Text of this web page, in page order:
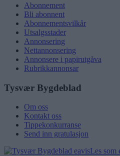
Abonnement
Bli abonnent
Abonnementsvilkår
Utsalgsstader
Annonsering
Nettannonsering
Annonsere i papirutgåva
Rubrikkannonsar
Tysvær Bygdeblad
Om oss
Kontakt oss
Tippekonkurranse
Send inn gratulasjon
Les som